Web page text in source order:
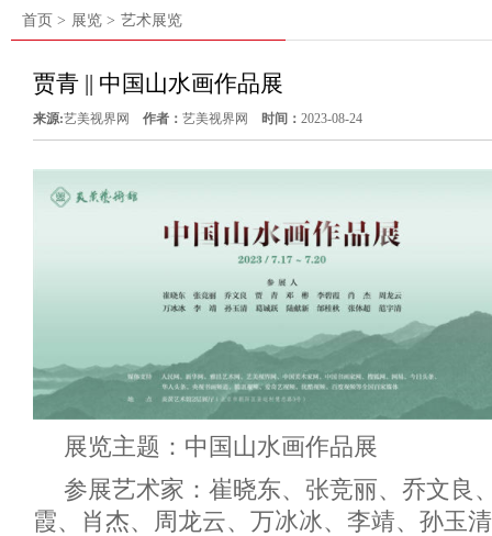
首页 > 展览 > 艺术展览
贾青 || 中国山水画作品展
来源:艺美视界网 作者： 艺美视界网 时间： 2023-08-24
展览主题：中国山水画作品展
参展艺术家：崔晓东、张竞丽、乔文良
霞、肖杰、周龙云、万冰冰、李靖、孙玉